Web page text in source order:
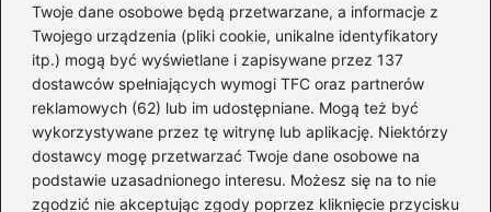
Twoje dane osobowe będą przetwarzane, a informacje z
Twojego urządzenia (pliki cookie, unikalne identyfikatory
itp.) mogą być wyświetlane i zapisywane przez 137
dostawców spełniających wymogi TFC oraz partnerów
reklamowych (62) lub im udostępniane. Mogą też być
wykorzystywane przez tę witrynę lub aplikację. Niektórzy
dostawcy mogę przetwarzać Twoje dane osobowe na
podstawie uzasadnionego interesu. Możesz się na to nie
zgodzić nie akceptując zgody poprzez kliknięcie przycisku
Odkryj inne książki autora
„Jaś i Małgosia”, które
musisz przeczytać
Odkrywając magiczny
świat: jakie książki napisał